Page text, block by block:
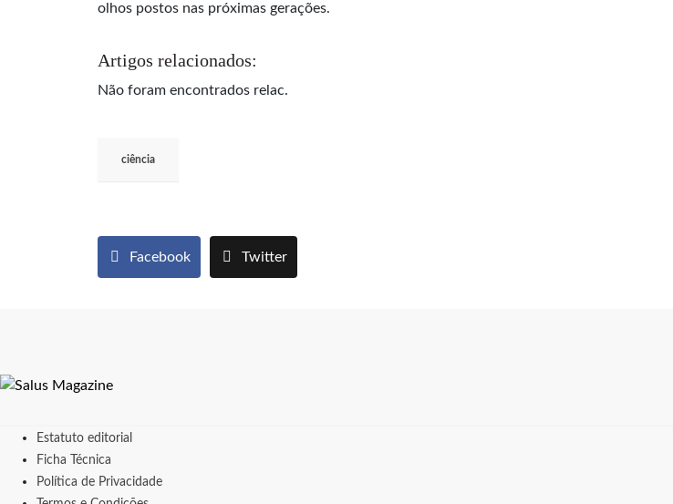
olhos postos nas próximas gerações.
Artigos relacionados:
Não foram encontrados relac.
ciência
Facebook Twitter
Estatuto editorial
Ficha Técnica
Política de Privacidade